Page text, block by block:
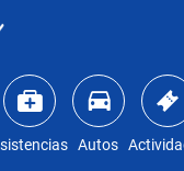
Autos